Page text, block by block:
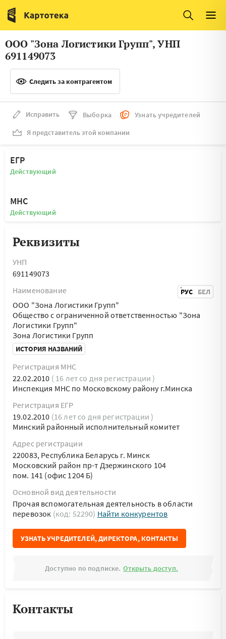
Италия
Люксембург
Литва
Латвия
Словения
Франция
Финляндия
Швеция
Мальта
ООО "Зона Логистики Групп", УНП
691149073
Следить за контрагентом
Исправить Выборка
Узнать учредителей
Я представитель этой компании
ЕГР
Действующий
МНС
Действующий
Реквизиты
УНП
691149073
Наименование
РУС БЕЛ
ООО "Зона Логистики Групп"
Общество с ограниченной ответственностью "Зона
Логистики Групп"
Зона Логистики Групп
ИСТОРИЯ НАЗВАНИЙ
Регистрация МНС
22.02.2010 ( 16 лет со дня регистрации )
Инспекция МНС по Московскому району г.Минска
Регистрация ЕГР
19.02.2010 (16 лет со дня регистрации )
Минский районный исполнительный комитет
Адрес регистрации
220083, Республика Беларусь г. Минск
Московский район пр-т Дзержинского 104
пом. 141 (офис 1204 Б)
Основной вид деятельности
Прочая вспомогательная деятельность в области
перевозок (код: 52290) Найти конкурентов
УЗНАТЬ УЧРЕДИТЕЛЕЙ, ДИРЕКТОРА, КОНТАКТЫ
Доступно по подписке. Открыть доступ.
Контакты